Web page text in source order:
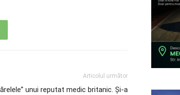
Articolul următor
unui reputat medic britanic. Și-a